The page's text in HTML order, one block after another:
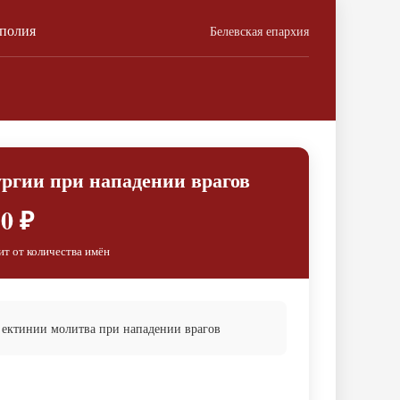
Белевская епархия
при нападении врагов
₽
от количества имён
молитва при нападении врагов